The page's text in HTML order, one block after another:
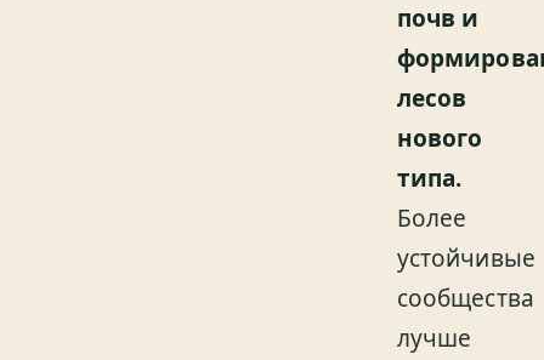
почв и
лесов
нового
типа.
Более
устойчивые
сообщества
лучше